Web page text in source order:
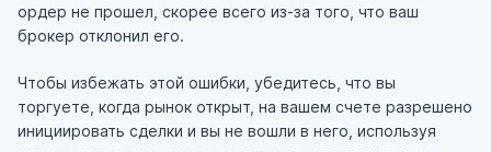
ордер не прошел, скорее всего из-за того, что ваш
брокер отклонил его.
Чтобы избежать этой ошибки, убедитесь, что вы
торгуете, когда рынок открыт, на вашем счете разрешено
инициировать сделки и вы не вошли в него, используя